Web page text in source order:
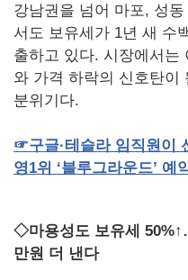
강남권을 넘어 마포, 성동
서도 보유세가 1년 새 수
출하고 있다. 시장에서는
와 가격 하락의 신호탄이
분위기다.
☞구글·테슬라 임직원이
영1위 ‘블루그라운드’ 예
◇마용성도 보유세
만원 더 낸다